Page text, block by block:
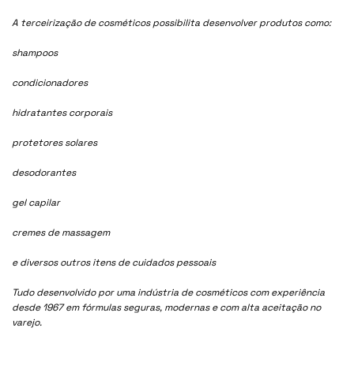
A terceirização de cosméticos possibilita desenvolver produtos como:
shampoos
condicionadores
hidratantes corporais
protetores solares
desodorantes
gel capilar
cremes de massagem
e diversos outros itens de cuidados pessoais
Tudo desenvolvido por uma indústria de cosméticos com experiência
desde 1967 em fórmulas seguras, modernas e com alta aceitação no
varejo.